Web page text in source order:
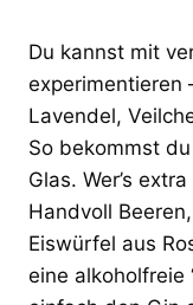
Du kannst mit
experimentieren
Lavendel,
So bekommst
Glas. Wer’s
Handvoll
Eiswürfel aus
eine alkoholfreie